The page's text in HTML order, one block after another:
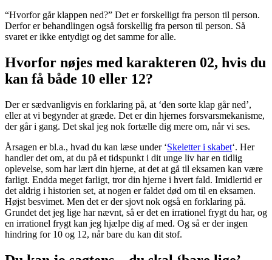
“Hvorfor går klappen ned?” Det er forskelligt fra person til person.
Derfor er behandlingen også forskellig fra person til person. Så
svaret er ikke entydigt og det samme for alle.
Hvorfor nøjes med karakteren 02, hvis du
kan få både 10 eller 12?
Der er sædvanligvis en forklaring på, at ‘den sorte klap går ned’,
eller at vi begynder at græde. Det er din hjernes forsvarsmekanisme,
der går i gang. Det skal jeg nok fortælle dig mere om, når vi ses.
Årsagen er bl.a., hvad du kan læse under ‘Skeletter i skabet‘. Her
handler det om, at du på et tidspunkt i dit unge liv har en tidlig
oplevelse, som har lært din hjerne, at det at gå til eksamen kan være
farligt. Endda meget farligt, tror din hjerne i hvert fald. Imidlertid er
det aldrig i historien set, at nogen er faldet død om til en eksamen.
Højst besvimet. Men det er der sjovt nok også en forklaring på.
Grundet det jeg lige har nævnt, så er det en irrationel frygt du har, og
en irrationel frygt kan jeg hjælpe dig af med. Og så er der ingen
hindring for 10 og 12, når bare du kan dit stof.